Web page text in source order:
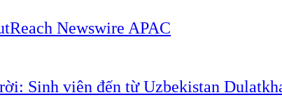
Newswire APAC
Sinh viên đến từ Uzbekistan